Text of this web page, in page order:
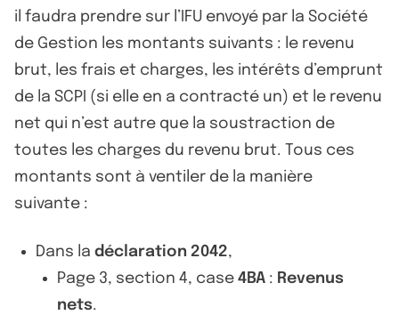
il faudra prendre sur l’IFU envoyé par la Société
de Gestion les montants suivants : le revenu
brut, les frais et charges, les intérêts d’emprunt
de la SCPI (si elle en a contracté un) et le revenu
net qui n’est autre que la soustraction de
toutes les charges du revenu brut. Tous ces
montants sont à ventiler de la manière
suivante :
Dans la déclaration 2042,
Page 3, section 4, case 4BA : Revenus
nets.